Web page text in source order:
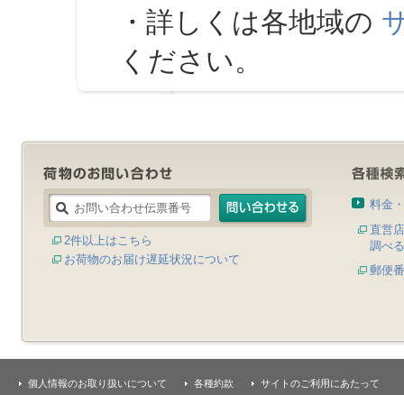
・詳しくは各地域の
ください。
2件以上はこちら
お荷物のお届け遅延状況について
料金
直営
調べる
郵便
個人情報のお取り扱いについて 各種約款 サイトのご利用にあたって